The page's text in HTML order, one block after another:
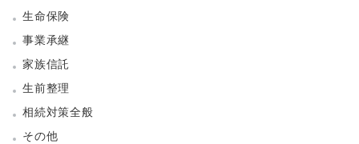
生命保険
事業承継
家族信託
生前整理
相続対策全般
その他